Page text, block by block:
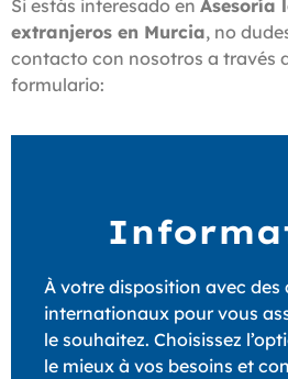
Si estás interesado en Asesoría
extranjeros en Murcia, no
contacto con nosotros a través
formulario:
À votre disposition avec des
internationaux pour vous
le souhaitez. Choisissez
le mieux à vos besoins et